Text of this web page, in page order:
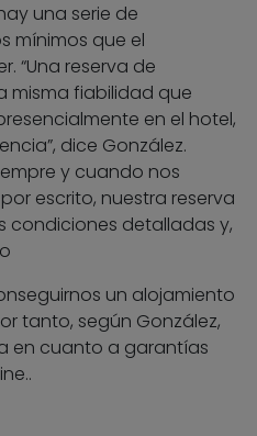
una serie de
mínimos que el
“Una reserva de
misma fiabilidad que
en el hotel,
dice González.
y cuando nos
escrito, nuestra reserva
condiciones detalladas y,
un alojamiento
tanto, según González,
en cuanto a garantías